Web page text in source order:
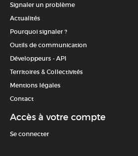
Signaler un problème
Actualités
Pourquoi signaler ?
Outils de communication
Développeurs - API
Territoires & Collectivités
Mentions légales
Contact
Accès à votre compte
Se connecter